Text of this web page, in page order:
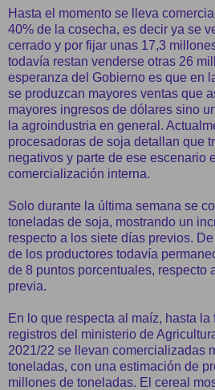
Hasta el momento se lleva
40% de la cosecha, es decir ya se
cerrado y por fijar unas 17,3
todavía restan venderse otras 26
esperanza del Gobierno es que en
se produzcan mayores ventas que
mayores ingresos de dólares sino
la agroindustria en general.
procesadoras de soja detallan que
negativos y parte de ese escenario
comercialización interna.
Solo durante la última semana se
toneladas de soja, mostrando un
respecto a los siete días previos.
de los productores todavía
de 8 puntos porcentuales, respecto
previa.
En lo que respecta al maíz, hasta la
registros del ministerio de
2021/22 se llevan comercializadas
toneladas, con una estimación de
millones de toneladas. El cereal